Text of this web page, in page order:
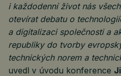
i každodenní život nás
otevírat debatu o
a digitalizaci společnosti a
republiky do tvorby
technických norem a
uvedl v úvodu konference